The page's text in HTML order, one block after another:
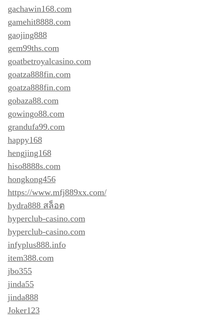
gachawin168.com
gamehit8888.com
gaojing888
gem99ths.com
goatbetroyalcasino.com
goatza888fin.com
goatza888fin.com
gobaza88.com
gowingo88.com
grandufa99.com
happy168
hengjing168
hiso8888s.com
hongkong456
https://www.mfj889xx.com/
hydra888 สล็อต
hyperclub-casino.com
hyperclub-casino.com
infyplus888.info
item388.com
jbo355
jinda55
jinda888
Joker123